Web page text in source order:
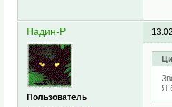
Надин-Р
Пользователь
Я